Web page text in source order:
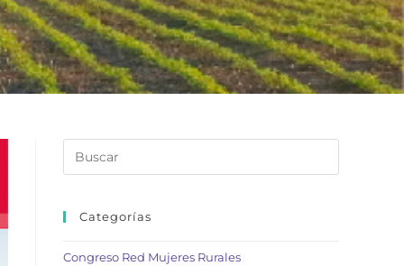
Categorías
Congreso Red Mujeres Rurales